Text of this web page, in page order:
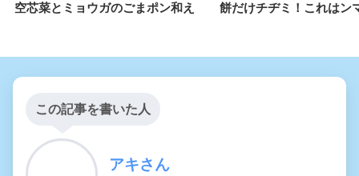
空芯菜とミョウガのごまポン和え 餅だけチヂミ！これはン
この記事を書いた人
アキさん